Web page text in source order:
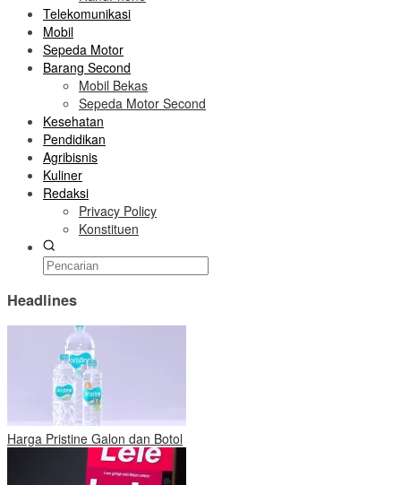
Telekomunikasi
Mobil
Sepeda Motor
Barang Second
Mobil Bekas
Sepeda Motor Second
Kesehatan
Pendidikan
Agribisnis
Kuliner
Redaksi
Privacy Policy
Konstituen
Headlines
Harga Pristine Galon dan Botol